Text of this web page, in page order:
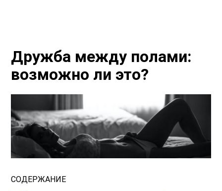
Дружба между полами:
возможно ли это?
СОДЕРЖАНИЕ